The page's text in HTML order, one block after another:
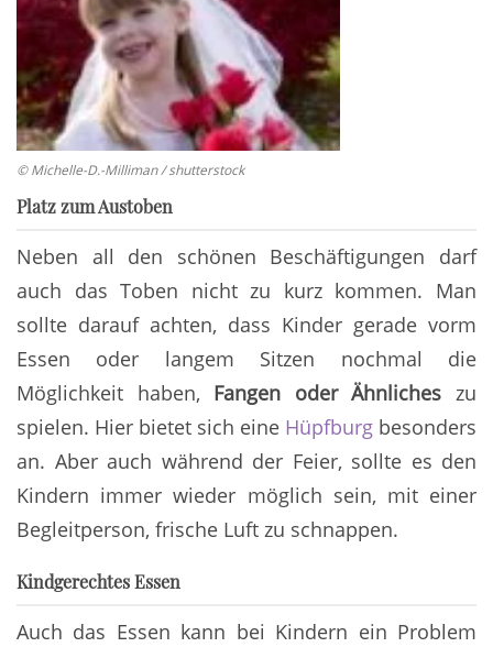
© Michelle-D.-Milliman / shutterstock
Platz zum Austoben
Neben all den schönen Beschäftigungen darf
auch das Toben nicht zu kurz kommen. Man
sollte darauf achten, dass Kinder gerade vorm
Essen oder langem Sitzen nochmal die
Möglichkeit haben, Fangen oder Ähnliches zu
spielen. Hier bietet sich eine Hüpfburg besonders
an. Aber auch während der Feier, sollte es den
Kindern immer wieder möglich sein, mit einer
Begleitperson, frische Luft zu schnappen.
Kindgerechtes Essen
Auch das Essen kann bei Kindern ein Problem